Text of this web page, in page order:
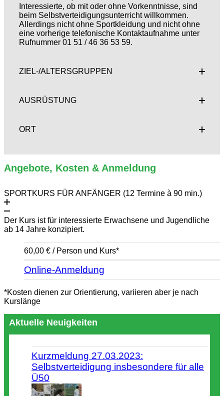
Interessierte, ob mit oder ohne Vorkenntnisse, sind
beim Selbstverteidigungsunterricht willkommen.
Allerdings nicht ohne Sportkleidung und nicht ohne
eine vorherige telefonische Kontaktaufnahme unter
Rufnummer 01 51 / 46 36 53 59.
ZIEL-/ALTERSGRUPPEN
AUSRÜSTUNG
ORT
Angebote, Kosten & Anmeldung
SPORTKURS FÜR ANFÄNGER (12 Termine à 90 min.)
Der Kurs ist für interessierte Erwachsene und Jugendliche
ab 14 Jahre konzipiert.
60,00 € / Person und Kurs*
Online-Anmeldung
*Kosten dienen zur Orientierung, variieren aber je nach
Kurslänge
Aktuelle Neuigkeiten
Kurzmeldung 27.03.2023:
Selbstverteidigung insbesondere für alle
Ü50